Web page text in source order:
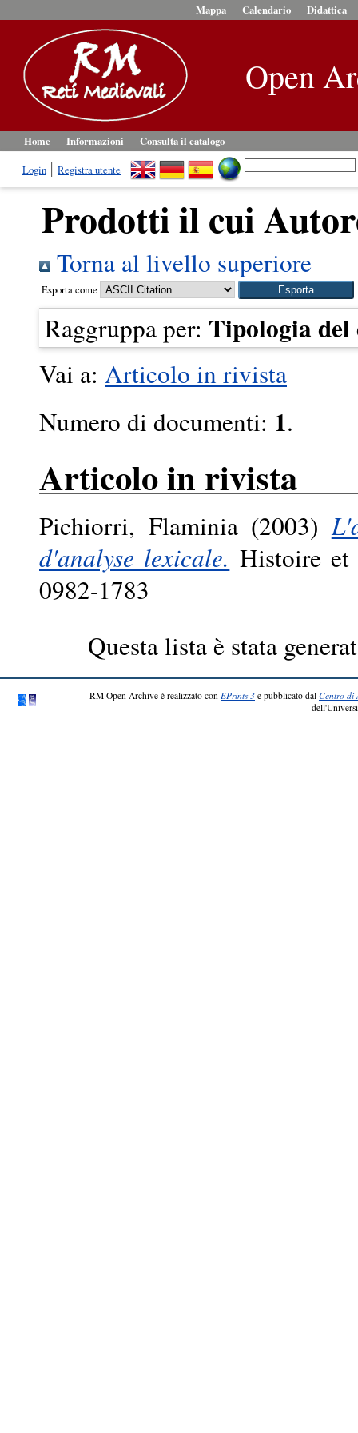
Mappa Calendario Didattica
Open
Home Informazioni
Consulta il catalogo
Login
Registra utente
Prodotti il cui
Torna al livello superiore
Esporta come
Raggruppa per: Tipologia del
Vai a: Articolo in rivista
Numero di documenti: 1.
Articolo in rivista
Pichiorri, Flaminia(2003)
d'analyse lexicale. Histoire et
0982-1783
Questa lista è stata
RM Open Archive è realizzato con EPrints 3 e pubblicato dal Centro di